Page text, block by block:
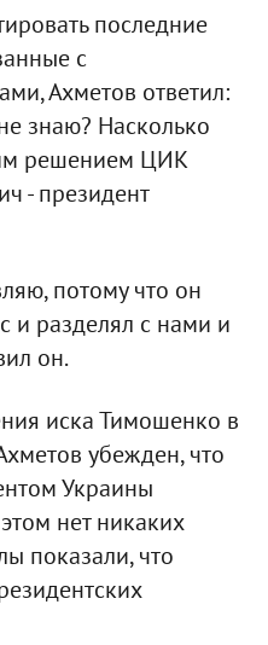
последние
с
Ахметов ответил:
знаю? Насколько
решением ЦИК
- президент
потому что он
и разделял с нами и
он.
иска Тимошенко в
убежден, что
Украины
нет никаких
показали, что